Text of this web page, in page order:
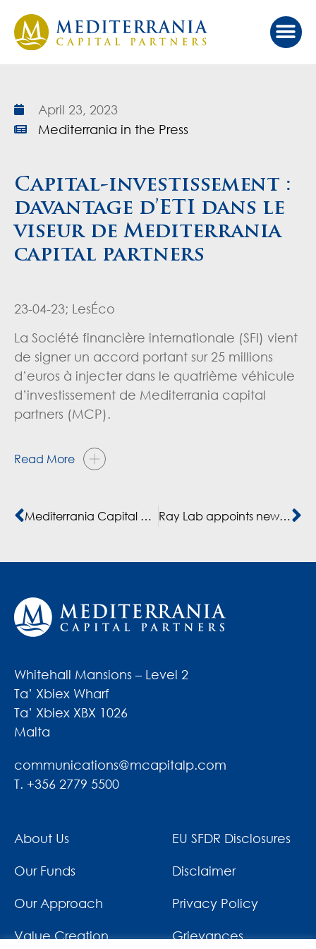
April 23, 2023
Mediterrania in the Press
Capital-investissement :
davantage d’ETI dans le
viseur de Mediterrania
capital partners
23-04-23; LesÉco
La Société financière internationale (SFI) vient
de signer un accord portant sur 25 millions
d’euros à injecter dans le quatrième véhicule
d’investissement de Mediterrania capital
partners (MCP).
Read More
Mediterrania Capital Partners est proche de récupérer 80 % de l’investissement effectué sur Akdital en 2020 Ray Lab appoints new Group CHRO for KSA, Egypt and Jordan
Whitehall Mansions – Level 2
Ta’ Xbiex Wharf
Ta’ Xbiex XBX 1026
Malta
communications@mcapitalp.com
T. +356 2779 5500
About Us
Our Funds
Our Approach
Value Creation
EU SFDR Disclosures
Disclaimer
Privacy Policy
Grievances